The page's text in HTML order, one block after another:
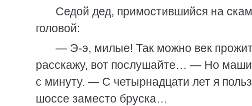
Седой дед, примостившийся на
головой:
— Э-э, милые! Так можно век
расскажу, вот послушайте… — Но
с минуту. — С четырнадцати лет я
шоссе заместо бруска…